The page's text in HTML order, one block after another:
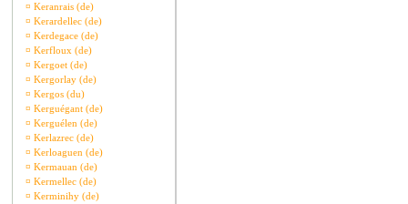
¤ Keranrais (de)
¤ Kerardellec (de)
¤ Kerdegace (de)
¤ Kerfloux (de)
¤ Kergoet (de)
¤ Kergorlay (de)
¤ Kergos (du)
¤ Kerguégant (de)
¤ Kerguélen (de)
¤ Kerlazrec (de)
¤ Kerloaguen (de)
¤ Kermauan (de)
¤ Kermellec (de)
¤ Kerminihy (de)